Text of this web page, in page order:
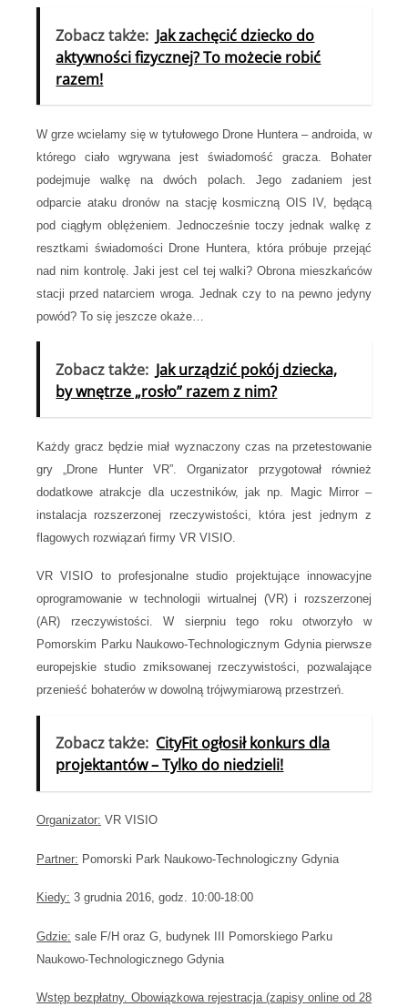
Zobacz także: Jak zachęcić dziecko do
aktywności fizycznej? To możecie robić
razem!
W grze wcielamy się w tytułowego Drone Huntera – androida, w
którego ciało wgrywana jest świadomość gracza. Bohater
podejmuje walkę na dwóch polach. Jego zadaniem jest
odparcie ataku dronów na stację kosmiczną OIS IV, będącą
pod ciągłym oblężeniem. Jednocześnie toczy jednak walkę z
resztkami świadomości Drone Huntera, która próbuje przejąć
nad nim kontrolę. Jaki jest cel tej walki? Obrona mieszkańców
stacji przed natarciem wroga. Jednak czy to na pewno jedyny
powód? To się jeszcze okaże…
Zobacz także: Jak urządzić pokój dziecka,
by wnętrze „rosło” razem z nim?
Każdy gracz będzie miał wyznaczony czas na przetestowanie
gry „Drone Hunter VR”. Organizator przygotował również
dodatkowe atrakcje dla uczestników, jak np. Magic Mirror –
instalacja rozszerzonej rzeczywistości, która jest jednym z
flagowych rozwiązań firmy VR VISIO.
VR VISIO to profesjonalne studio projektujące innowacyjne
oprogramowanie w technologii wirtualnej (VR) i rozszerzonej
(AR) rzeczywistości. W sierpniu tego roku otworzyło w
Pomorskim Parku Naukowo-Technologicznym Gdynia pierwsze
europejskie studio zmiksowanej rzeczywistości, pozwalające
przenieść bohaterów w dowolną trójwymiarową przestrzeń.
Zobacz także: CityFit ogłosił konkurs dla
projektantów – Tylko do niedzieli!
Organizator: VR VISIO
Partner: Pomorski Park Naukowo-Technologiczny Gdynia
Kiedy: 3 grudnia 2016, godz. 10:00-18:00
Gdzie: sale F/H oraz G, budynek III Pomorskiego Parku
Naukowo-Technologicznego Gdynia
Wstęp bezpłatny. Obowiązkowa rejestracja (zapisy online od 28